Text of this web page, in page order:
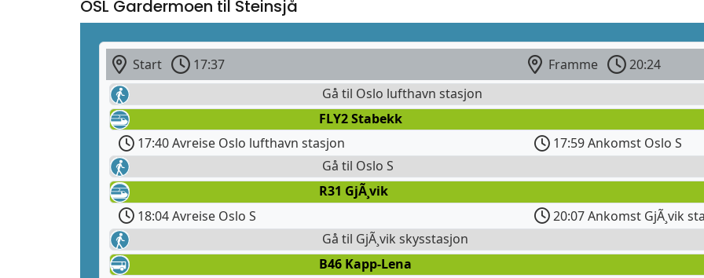
OSL Gardermoen til Steinsjå
Start 17:37 Framme
20:24
Gå til Oslo lufthavn stasjon
FLY2 Stabekk
17:40 Avreise Oslo lufthavn stasjon
17:59 Ankomst Oslo S
Gå til Oslo S
R31 GjÃ¸vik
18:04 Avreise Oslo S
20:07 Ankomst GjÃ¸vik
Gå til GjÃ¸vik skysstasjon
B46 Kapp-Lena